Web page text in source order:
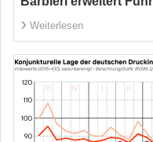
Weiterlesen